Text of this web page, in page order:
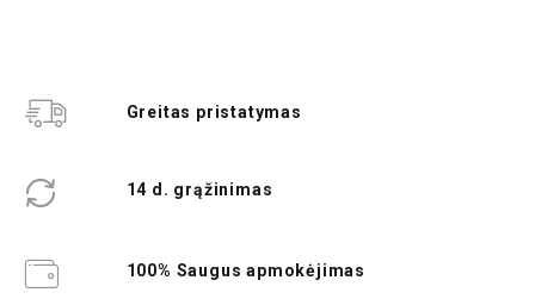
Greitas pristatymas
14 d. grąžinimas
100% Saugus apmokėjimas